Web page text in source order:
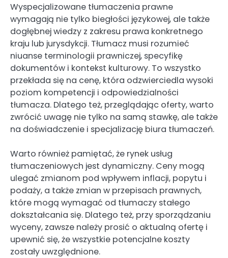
Wyspecjalizowane tłumaczenia prawne
wymagają nie tylko biegłości językowej, ale także
dogłębnej wiedzy z zakresu prawa konkretnego
kraju lub jurysdykcji. Tłumacz musi rozumieć
niuanse terminologii prawniczej, specyfikę
dokumentów i kontekst kulturowy. To wszystko
przekłada się na cenę, która odzwierciedla wysoki
poziom kompetencji i odpowiedzialności
tłumacza. Dlatego też, przeglądając oferty, warto
zwrócić uwagę nie tylko na samą stawkę, ale także
na doświadczenie i specjalizację biura tłumaczeń.
Warto również pamiętać, że rynek usług
tłumaczeniowych jest dynamiczny. Ceny mogą
ulegać zmianom pod wpływem inflacji, popytu i
podaży, a także zmian w przepisach prawnych,
które mogą wymagać od tłumaczy stałego
dokształcania się. Dlatego też, przy sporządzaniu
wyceny, zawsze należy prosić o aktualną ofertę i
upewnić się, że wszystkie potencjalne koszty
zostały uwzględnione.